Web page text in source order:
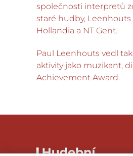
společnosti interpretů
staré hudby,
Hollandia a NT Gent.
Paul Leenhouts vedl
aktivity jako muzikant,
Achievement Award.